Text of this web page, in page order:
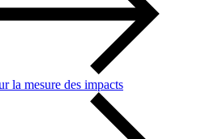
la mesure des impacts